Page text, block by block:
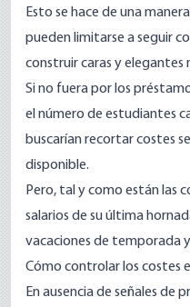
Esto se hace de una
pueden limitarse a seguir
construircaras y elegantes
Si no fuera por los
el número de estudiantes
buscarían recortar costes
disponible.
Pero, tal y como están las
salarios de su última
vacaciones de temporada
Cómo controlar los costes
En ausencia de señales de